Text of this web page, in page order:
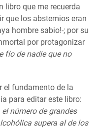
libro que me recuerda
que los abstemios eran
hombre sabio!-; por su
por protagonizar
fío de nadie que no
el fundamento de la
para editar este libro:
número de grandes
supera al de los